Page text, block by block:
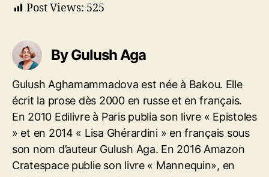
Post Views: 525
By Gulush Aga
Gulush Aghamammadova est née à Bakou. Elle
écrit la prose dès 2000 en russe et en français.
En 2010 Edilivre à Paris publia son livre « Epistoles
» et en 2014 « Lisa Ghérardini » en français sous
son nom d’auteur Gulush Aga. En 2016 Amazon
Cratespace publie son livre « Mannequin», en